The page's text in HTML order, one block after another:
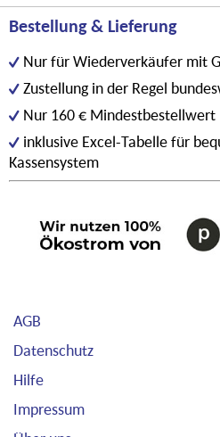
Bestellung & Lieferung
Nur für Wiederverkäufer mit
Zustellung in der Regel
Nur 160 € Mindestbestellwert
inklusive Excel-Tabelle für
Kassensystem
AGB
Datenschutz
Hilfe
Impressum